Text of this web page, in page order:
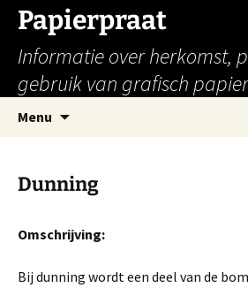
Papierpraat
Informatie over herkomst,
gebruik van grafisch papier
Menu
inhoud
Dunning
Omschrijving:
Bij dunning wordt een deel van de